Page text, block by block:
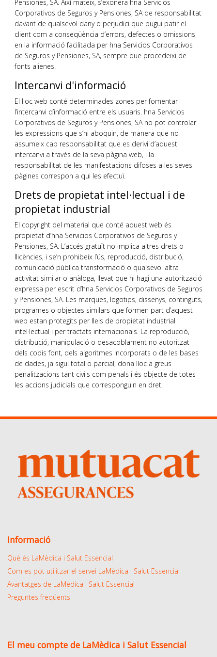
Pensiones, SA. Així mateix, s’exonera hna Servicios
Corporativos de Seguros y Pensiones, SA de responsabilitat
davant de qualsevol dany o perjudici que pugui patir el
client com a conseqüència d’errors, defectes o omissions
en la informació facilitada per hna Servicios Corporativos
de Seguros y Pensiones, SA, sempre que procedeixi de
fonts alienes.
Intercanvi d'informació
El lloc web conté determinades zones per fomentar
l’intercanvi d’informació entre els usuaris. hna Servicios
Corporativos de Seguros y Pensiones, SA no pot controlar
les expressions que s’hi aboquin, de manera que no
assumeix cap responsabilitat que es derivi d’aquest
intercanvi a través de la seva pàgina web, i la
responsabilitat de les manifestacions difoses a les seves
pàgines correspon a qui les efectuï.
Drets de propietat intel·lectual i de
propietat industrial
El copyright del material que conté aquest web és
propietat d’hna Servicios Corporativos de Seguros y
Pensiones, SA. L’accés gratuït no implica altres drets o
llicències, i se’n prohibeix l’ús, reproducció, distribució,
comunicació pública transformació o qualsevol altra
activitat similar o anàloga, llevat que hi hagi una autorització
expressa per escrit d’hna Servicios Corporativos de Seguros
y Pensiones, SA. Les marques, logotips, dissenys, continguts,
programes o objectes similars que formen part d’aquest
web estan protegits per lleis de propietat industrial i
intel·lectual i per tractats internacionals. La reproducció,
distribució, manipulació o desacoblament no autoritzat
dels codis font, dels algoritmes incorporats o de les bases
de dades, ja sigui total o parcial, dona lloc a greus
penalitzacions tant civils com penals i és objecte de totes
les accions judicials que corresponguin en dret.
Informació
Què és LaMèdica i Salut Essencial
Com es pot utilitzar el servei LaMèdica i Salut Essencial
Avantatges de LaMèdica i Salut Essencial
Preguntes freqüents
El meu compte de LaMèdica i Salut Essencial